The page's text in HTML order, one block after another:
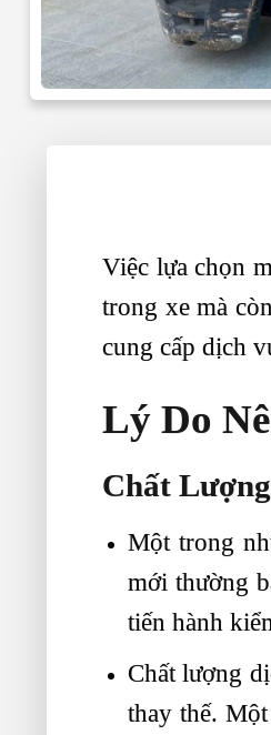
Việc lựa chọn
trong xe mà
cung cấp dịch
Lý Do
Chất
Một trong
mới thường
tiến hành
Chất lượng
thay thế.